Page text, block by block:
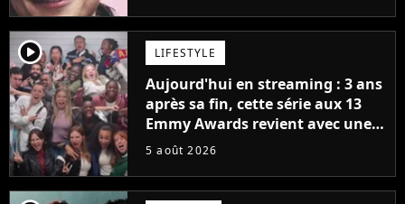
player2 LIFESTYLE
Aujourd'hui en streaming : 3 ans
après sa fin, cette série aux 13
Emmy Awards revient avec une
suite... totalement différente
5 août 2026